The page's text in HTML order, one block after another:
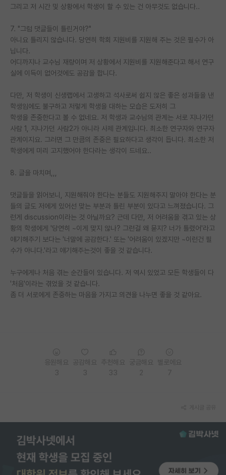
그리고 저 시간 및 상황에서 학생이 할 수 있는 건 아무것도 없습니다..
7. "그럼 댓글들이 틀린거야?"
아니요 틀리지 않습니다. 당연히 학회 지원비를 지원해 주는 것은 필수가 아
닙니다.
어디까지나 교수님 재량이며 저 상황에서 지원비를 지원해준다고 해서 연구
실에 이득이 없어것에도 공감을 합니다.
다만, 저 학생이 신생랩에서 고생하고 석사로써 쉽지 않은 좋은 성과들을 낸
학생임에도 불구하고 저렇게 학생을 대하는 모습은 도저히 그
학생을 존중한다고 볼 수 없네요. 저 학생과 교수님의 관계는 서로 지나가던
사람 1, 지나가던 사람2가 아니라 사제 관계입니다. 최소한 연구자와 연구자
관계이지요. 그러면 그 만큼의 존중은 필요하다고 생각이 듭니다. 최소한 저
학생에게 미리 고지했어야 한다라는 생각이 드네요..
8. 글을 마치며,,,
댓글들을 읽어보니, 지원해줘야 한다는 분들도 지원해주지 말아야 한다는 분
들의 글도 저에게 있어선 맞는 부분과 틀린 부분이 있다고 느껴졌습니다. 그
런게 discussion이라는 것 아닐까요? 근데 다만, 저 어려움을 겪고 있는 상
황의 학생에게 '당연히 ~이게 맞지 않나? 그런걸 왜 묻지? 너가 틀렸어'라고
얘기해주기 보다는 '너말에 공감한다.' 또는 '어려움이 있겠지만 ~이런건 필
수가 아니다.'라고 얘기해주는것이 좋을 것 같습니다.
누구에게나 처음 겪는 순간들이 있습니다. 저 역시 있었고 모든 학생들이 다
'처음'이라는 겪었을 것 같습니다.
좀 더 서로에게 존중하는 마음을 가지고 의견을 나누면 좋을 것 같아요.